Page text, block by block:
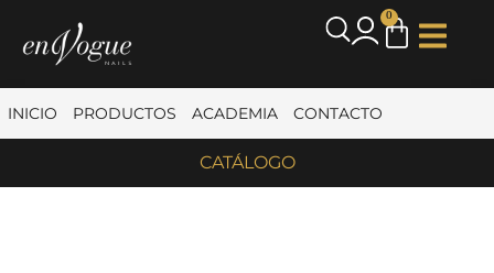
0
INICIO PRODUCTOS ACADEMIA CONTACTO
CATÁLOGO